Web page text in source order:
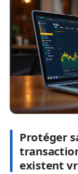
Protéger
existent